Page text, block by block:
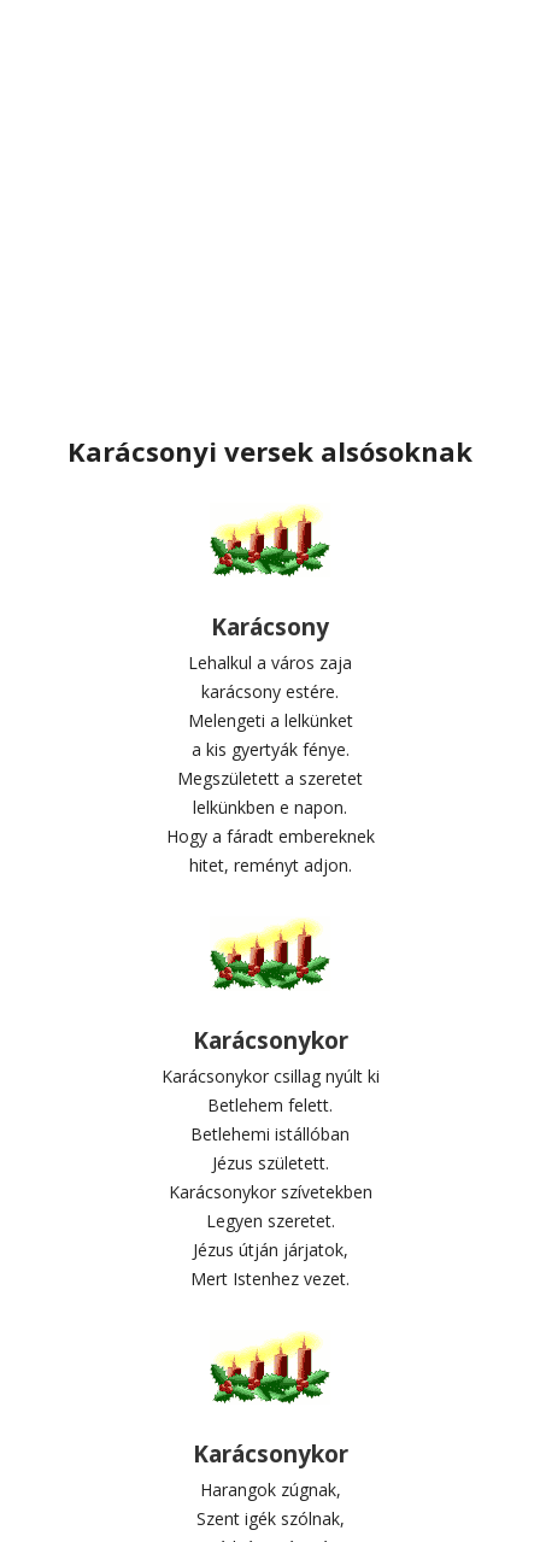
Karácsonyi versek alsósoknak
Karácsony
Lehalkul a város zaja
karácsony estére.
Melengeti a lelkünket
a kis gyertyák fénye.
Megszületett a szeretet
lelkünkben e napon.
Hogy a fáradt embereknek
hitet, reményt adjon.
Karácsonykor
Karácsonykor csillag nyúlt ki
Betlehem felett.
Betlehemi istállóban
Jézus született.
Karácsonykor szívetekben
Legyen szeretet.
Jézus útján járjatok,
Mert Istenhez vezet.
Karácsonykor
Harangok zúgnak,
Szent igék szólnak,